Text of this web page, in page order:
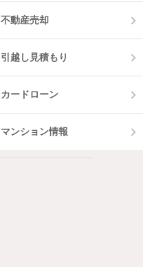
不動産売却
引越し見積もり
カードローン
マンション情報